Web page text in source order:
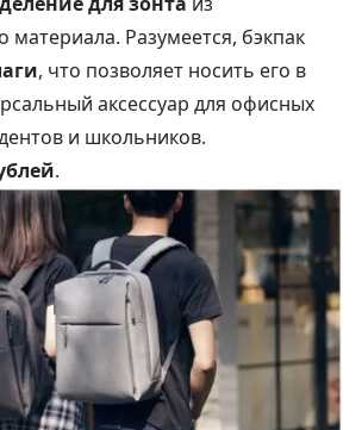
материала. Разумеется, бэкпак
, что позволяет носить его в
аксессуар для офисных
и школьников.
.